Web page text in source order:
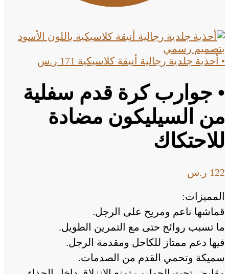
• أحذية جلدية رجالية أنيقة كلاسيكية 171 ر.س
• جوارب كرة قدم سفلية
من السيليكون مضادة
للاحتكاك
122 ر.س
المميزات:
قماشها ناعم ومريح على الرجل.
ما تسبب روائح حتى مع التمرين الطويل.
فيها دعم ممتاز للكاحل ومقدمة الرجل.
سميكة وتحمي القدم من الصدمات.